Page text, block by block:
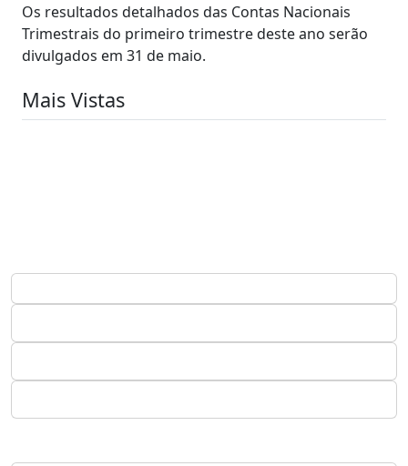
Os resultados detalhados das Contas Nacionais
Trimestrais do primeiro trimestre deste ano serão
divulgados em 31 de maio.
Mais Vistas